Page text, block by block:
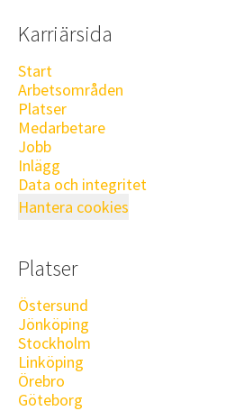
Karriärsida
Start
Arbetsområden
Platser
Medarbetare
Jobb
Inlägg
Data och integritet
Hantera cookies
Platser
Östersund
Jönköping
Stockholm
Linköping
Örebro
Göteborg